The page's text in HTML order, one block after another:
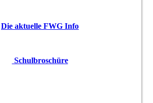
Die aktuelle FWG Info
Schulbroschüre